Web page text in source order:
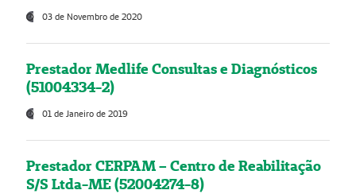
03 de Novembro de 2020
Prestador Medlife Consultas e Diagnósticos
(51004334-2)
01 de Janeiro de 2019
Prestador CERPAM – Centro de Reabilitação
S/S Ltda-ME (52004274-8)